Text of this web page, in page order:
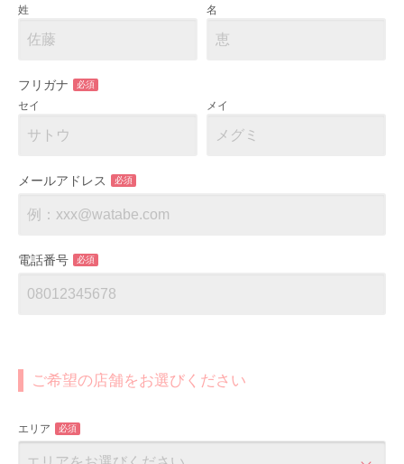
姓 名
フリガナ 必須
セイ メイ
メールアドレス 必須
電話番号 必須
ご希望の店舗をお選びください
エリア 必須